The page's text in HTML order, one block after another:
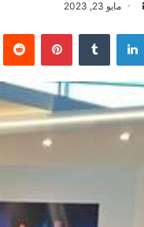
أرسل
إلكترونيا
مايو 23, 2023
لينكدإن بينتيريست